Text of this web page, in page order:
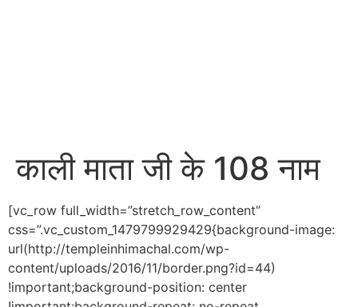
काली माता जी के 108 नाम
[vc_row full_width=”stretch_row_content”
css=”.vc_custom_1479799929429{background-image:
url(http://templeinhimachal.com/wp-
content/uploads/2016/11/border.png?id=44)
!important;background-position: center